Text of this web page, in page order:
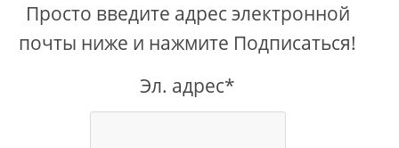
Просто введите адрес электронной
почты ниже и нажмите Подписаться!
Эл. адрес*